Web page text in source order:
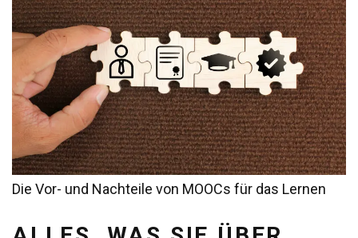
Die Vor- und Nachteile von MOOCs für das Lernen